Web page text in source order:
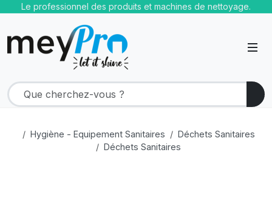
Le professionnel des produits et machines de nettoyage.
Hygiène - Equipement Sanitaires
Déchets Sanitaires
Déchets Sanitaires